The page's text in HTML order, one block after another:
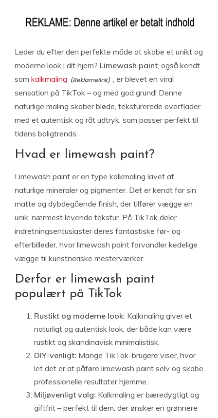
Leder du efter den perfekte måde at skabe et unikt og
moderne look i dit hjem? Limewash paint, også kendt
som kalkmaling
, er blevet en viral
sensation på TikTok – og med god grund! Denne
naturlige maling skaber bløde, teksturerede overflader
med et autentisk og råt udtryk, som passer perfekt til
tidens boligtrends.
Hvad er limewash paint?
Limewash paint er en type kalkmaling lavet af
naturlige mineraler og pigmenter. Det er kendt for sin
matte og dybdegående finish, der tilfører vægge en
unik, nærmest levende tekstur. På TikTok deler
indretningsentusiaster deres fantastiske før- og
efterbilleder, hvor limewash paint forvandler kedelige
vægge til kunstneriske mesterværker.
Derfor er limewash paint
populært på TikTok
Rustikt og moderne look: Kalkmaling giver et
naturligt og autentisk look, der både kan være
rustikt og skandinavisk minimalistisk.
DIY-venligt: Mange TikTok-brugere viser, hvor
let det er at påføre limewash paint selv og skabe
professionelle resultater hjemme.
Miljøvenligt valg: Kalkmaling er bæredygtigt og
giftfrit – perfekt til dem, der ønsker en grønnere